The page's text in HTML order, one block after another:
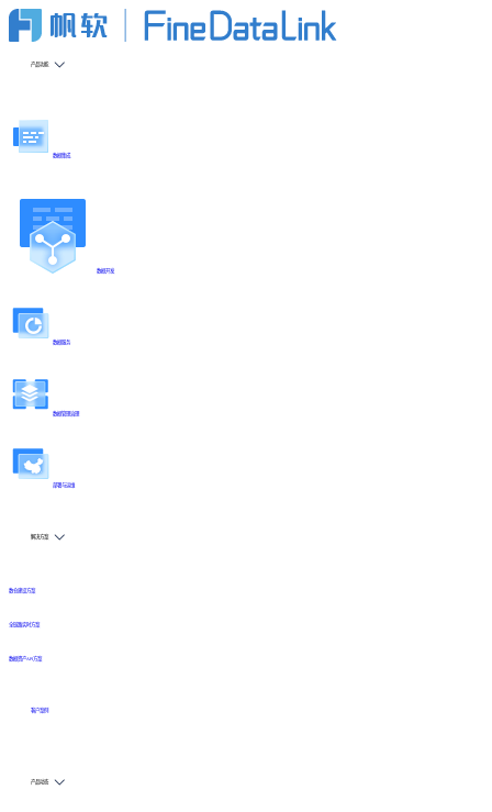
产品功能
数据集成
数据开发
数据服务
数据管理治理
部署与运维
解决方案
数仓建设方案
全链路实时方案
数据资产API方案
客户案例
产品动态